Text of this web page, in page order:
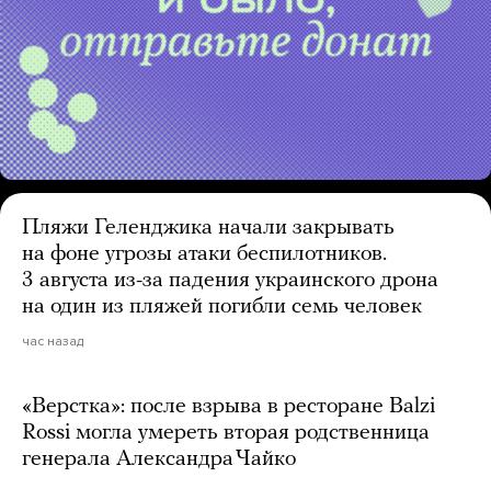
Пляжи Геленджика начали закрывать
на фоне угрозы атаки беспилотников.
3 августа из-за падения украинского дрона
на один из пляжей погибли семь человек
час назад
«Верстка»: после взрыва в ресторане Balzi
Rossi могла умереть вторая родственница
генерала Александра Чайко